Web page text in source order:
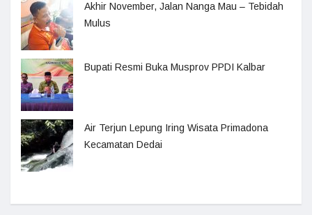
Akhir November, Jalan Nanga Mau – Tebidah
Mulus
Bupati Resmi Buka Musprov PPDI Kalbar
Air Terjun Lepung Iring Wisata Primadona
Kecamatan Dedai